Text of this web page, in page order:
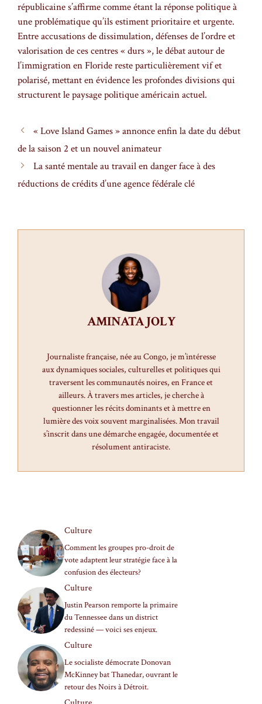
républicaine s’affirme comme étant la réponse politique à
une problématique qu’ils estiment prioritaire et urgente.
Entre accusations de dissimulation, défenses de l’ordre et
valorisation de ces centres « durs », le débat autour de
l’immigration en Floride reste particulièrement vif et
polarisé, mettant en évidence les profondes divisions qui
structurent le paysage politique américain actuel.
« Love Island Games » annonce enfin la date du début
de la saison 2 et un nouvel animateur
La santé mentale au travail en danger face à des
réductions de crédits d’une agence fédérale clé
AMINATA JOLY
Journaliste française, née au Congo, je m’intéresse
aux dynamiques sociales, culturelles et politiques qui
traversent les communautés noires, en France et
ailleurs. À travers mes articles, je cherche à
questionner les récits dominants et à mettre en
lumière des voix souvent marginalisées. Mon travail
s’inscrit dans une démarche engagée, documentée et
résolument antiraciste.
Culture
Comment les groupes pro-droit de
vote adaptent leur stratégie face à la
confusion des électeurs?
Culture
Justin Pearson remporte la primaire
du Tennessee dans un district
redessiné — voici ses enjeux.
Culture
Le socialiste démocrate Donovan
McKinney bat Thanedar, ouvrant le
retour des Noirs à Détroit.